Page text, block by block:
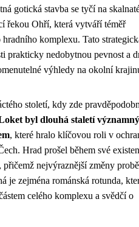
gotická stavba se tyčí na
řekou Ohří, která vytváří téměř
komplexu. Tato
prakticky nedobytnou pevnost a
výhledy na okolní
století, kdy zde
byl dlouhá staletí
, které hralo klíčovou roli v
Hrad prošel během své
přičemž nejvýraznější změny
je zejména románská rotunda,
celého komplexu a svědčí o